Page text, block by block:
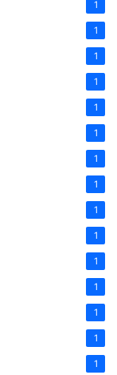
1
1
1
1
1
1
1
1
1
1
1
1
1
1
1